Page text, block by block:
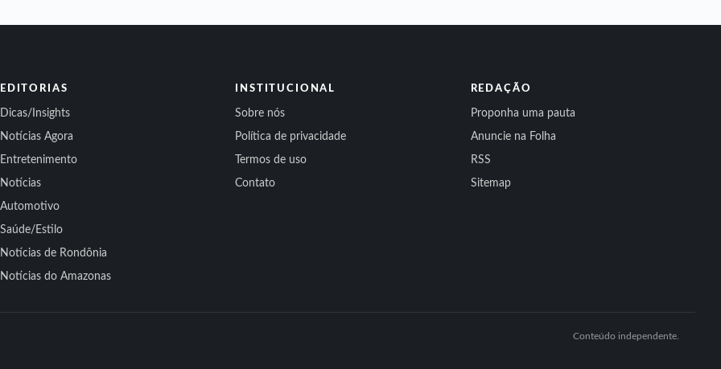
EDITORIAS
Dicas/Insights
Notícias Agora
Entretenimento
Notícias
Automotivo
Saúde/Estilo
Notícias de Rondônia
Notícias do Amazonas
INSTITUCIONAL
Sobre nós
Política de privacidade
Termos de uso
Contato
REDAÇÃO
Proponha uma pauta
Anuncie na Folha
RSS
Sitemap
Conteúdo independente.